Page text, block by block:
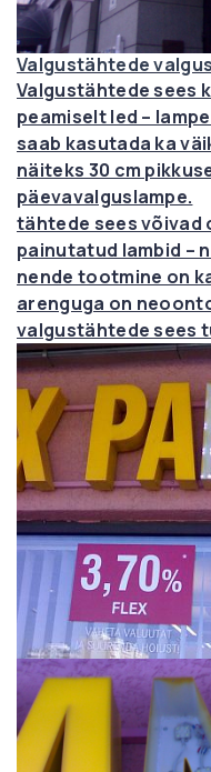
Valgustähtede
Valgustähtede sees
peamiselt led –
saab kasutada ka
näiteks 30 cm
päevavalguslampe.
tähtede sees võivad
painutatud lambid –
nende tootmine on
arenguga on
valgustähtede sees